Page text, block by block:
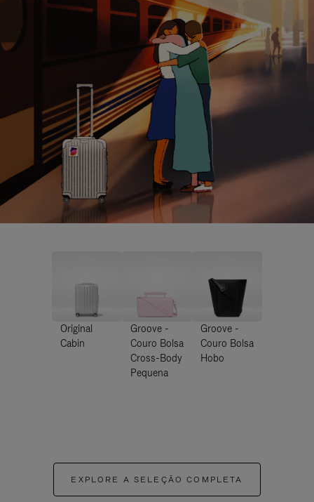
Original
Cabin
Groove -
Couro Bolsa
Cross-Body
Pequena
Groove -
Couro Bolsa
Hobo
EXPLORE A SELEÇÃO COMPLETA